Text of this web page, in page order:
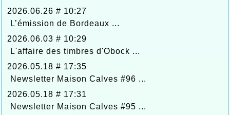
2026.06.26 # 10:27
L’émission de Bordeaux ...
2026.06.03 # 10:29
L'affaire des timbres d'Obock ...
2026.05.18 # 17:35
Newsletter Maison Calves #96 ...
2026.05.18 # 17:31
Newsletter Maison Calves #95 ...